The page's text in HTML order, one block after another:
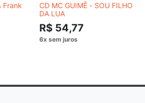
Frank
CD MC GUIMÊ - SOU FILHO
DA LUA
R$ 54,77